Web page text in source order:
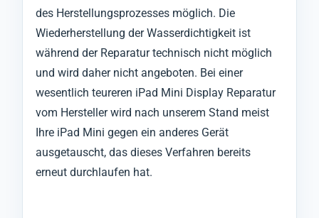
des Herstellungsprozesses möglich. Die
Wiederherstellung der Wasserdichtigkeit ist
während der Reparatur technisch nicht möglich
und wird daher nicht angeboten. Bei einer
wesentlich teureren iPad Mini Display Reparatur
vom Hersteller wird nach unserem Stand meist
Ihre iPad Mini gegen ein anderes Gerät
ausgetauscht, das dieses Verfahren bereits
erneut durchlaufen hat.